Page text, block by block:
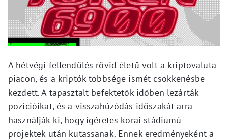
A hétvégi fellendülés rövid életű volt a kriptovaluta
piacon, és a kriptók többsége ismét csökkenésbe
kezdett. A tapasztalt befektetők időben lezárták
pozícióikat, és a visszahúzódás időszakát arra
használják ki, hogy ígéretes korai stádiumú
projektek után kutassanak. Ennek eredményeként a